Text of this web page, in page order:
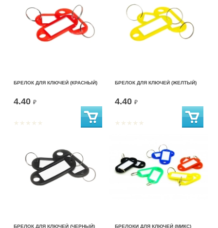
БРЕЛОК ДЛЯ КЛЮЧЕЙ (КРАСНЫЙ)
4.40 ₽
БРЕЛОК ДЛЯ КЛЮЧЕЙ (ЖЕЛТЫЙ)
4.40 ₽
БРЕЛОК ДЛЯ КЛЮЧЕЙ (ЧЕРНЫЙ) БРЕЛОКИ ДЛЯ КЛЮЧЕЙ (МИКС)